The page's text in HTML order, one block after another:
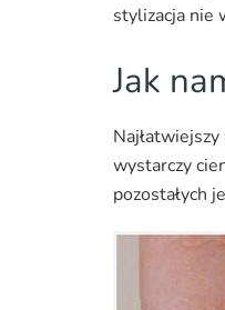
stylizacja nie
Jak
wystarczy
pozostałych